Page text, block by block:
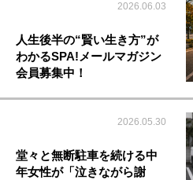
2026.06.03
人生後半の“賢い生き方”が
わかるSPA!メールマガジン
会員募集中！
2026.05.30
堂々と無断駐車を続ける中
年女性が「泣きながら謝